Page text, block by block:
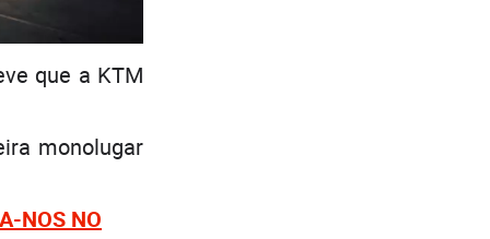
que a KTM
monolugar
NOS NO